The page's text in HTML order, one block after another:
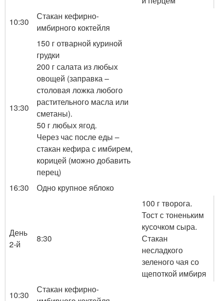
10:30
Стакан кефирно-
имбирного коктейля
13:30
150 г отварной куриной
грудки
200 г салата из любых
овощей (заправка –
столовая ложка любого
растительного масла или
сметаны).
50 г любых ягод.
Через час после еды –
стакан кефира с имбирем,
корицей (можно добавить
перец)
16:30
Одно крупное яблоко
День
2-й
8:30
100 г творога.
Тост с тоненьким
кусочком сыра.
Стакан
несладкого
зеленого чая со
щепоткой имбиря
10:30
Стакан кефирно-